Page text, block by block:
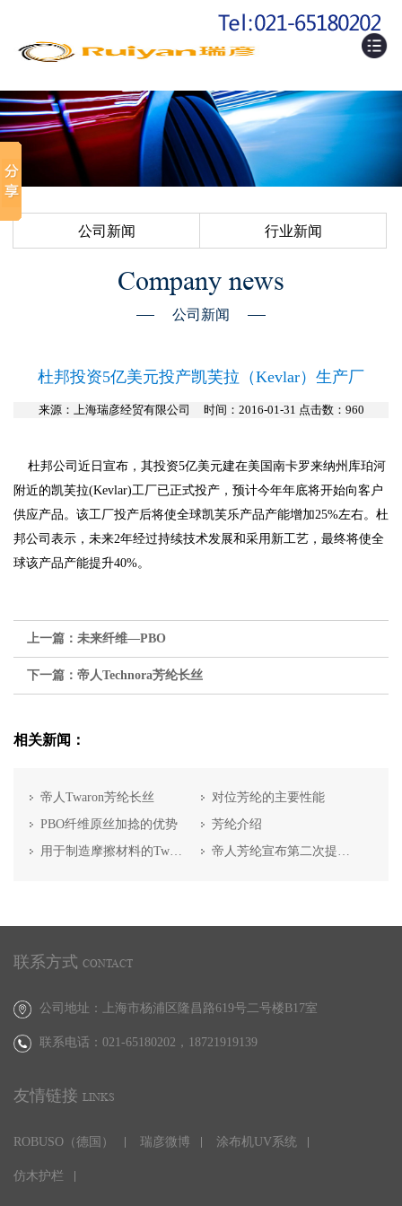
公司新闻 行业新闻
Company news
公司新闻
杜邦投资5亿美元投产凯芙拉（Kevlar）生产厂
来源：上海瑞彦经贸有限公司 时间：2016-01-31 点击数： 960
杜邦公司近日宣布，其投资5亿美元建在美国南卡罗来纳州库珀河
附近的凯芙拉(Kevlar)工厂已正式投产，预计今年年底将开始向客户
供应产品。该工厂投产后将使全球凯芙乐产品产能增加25%左右。杜
邦公司表示，未来2年经过持续技术发展和采用新工艺，最终将使全
球该产品产能提升40%。
上一篇： 未来纤维—PBO
下一篇： 帝人Technora芳纶长丝
相关新闻：
帝人Twaron芳纶长丝
对位芳纶的主要性能
PBO纤维原丝加捻的优势
芳纶介绍
用于制造摩擦材料的Twaron 浆粕
帝人芳纶宣布第二次提高产能
联系方式 CONTACT
公司地址：上海市杨浦区隆昌路619号二号楼B17室
联系电话：021-65180202， 18721919139
友情链接 LINKS
ROBUSO（德国） 瑞彦微博 涂布机UV系统
仿木护栏